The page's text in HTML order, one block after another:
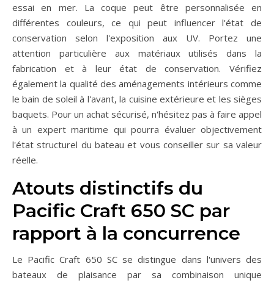
essai en mer. La coque peut être personnalisée en
différentes couleurs, ce qui peut influencer l'état de
conservation selon l'exposition aux UV. Portez une
attention particulière aux matériaux utilisés dans la
fabrication et à leur état de conservation. Vérifiez
également la qualité des aménagements intérieurs comme
le bain de soleil à l'avant, la cuisine extérieure et les sièges
baquets. Pour un achat sécurisé, n'hésitez pas à faire appel
à un expert maritime qui pourra évaluer objectivement
l'état structurel du bateau et vous conseiller sur sa valeur
réelle.
Atouts distinctifs du
Pacific Craft 650 SC par
rapport à la concurrence
Le Pacific Craft 650 SC se distingue dans l'univers des
bateaux de plaisance par sa combinaison unique